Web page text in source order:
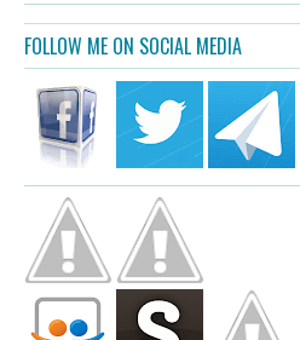
FOLLOW ME ON SOCIAL MEDIA